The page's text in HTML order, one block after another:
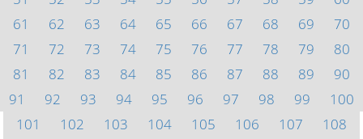
61
62 63 64 65 66 67 68 69
70
71
72 73 74 75 76 77 78 79
80
81
82 83 84 85 86 87 88 89
90
91
92 93 94 95 96 97 98 99
100
101
102 103 104 105 106 107
108